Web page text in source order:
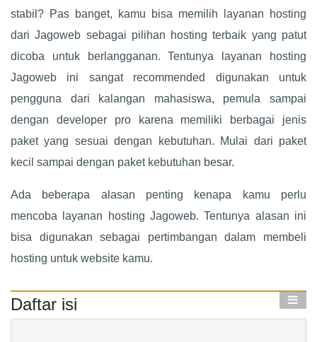
stabil? Pas banget, kamu bisa memilih layanan hosting
dari Jagoweb sebagai pilihan hosting terbaik yang patut
dicoba untuk berlangganan. Tentunya layanan hosting
Jagoweb ini sangat recommended digunakan untuk
pengguna dari kalangan mahasiswa, pemula sampai
dengan developer pro karena memiliki berbagai jenis
paket yang sesuai dengan kebutuhan. Mulai dari paket
kecil sampai dengan paket kebutuhan besar.
Ada beberapa alasan penting kenapa kamu perlu
mencoba layanan hosting Jagoweb. Tentunya alasan ini
bisa digunakan sebagai pertimbangan dalam membeli
hosting untuk website kamu.
Daftar isi